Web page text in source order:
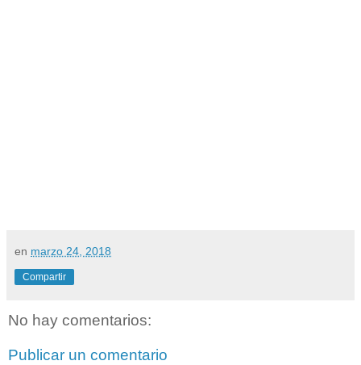
en marzo 24, 2018
Compartir
No hay comentarios:
Publicar un comentario